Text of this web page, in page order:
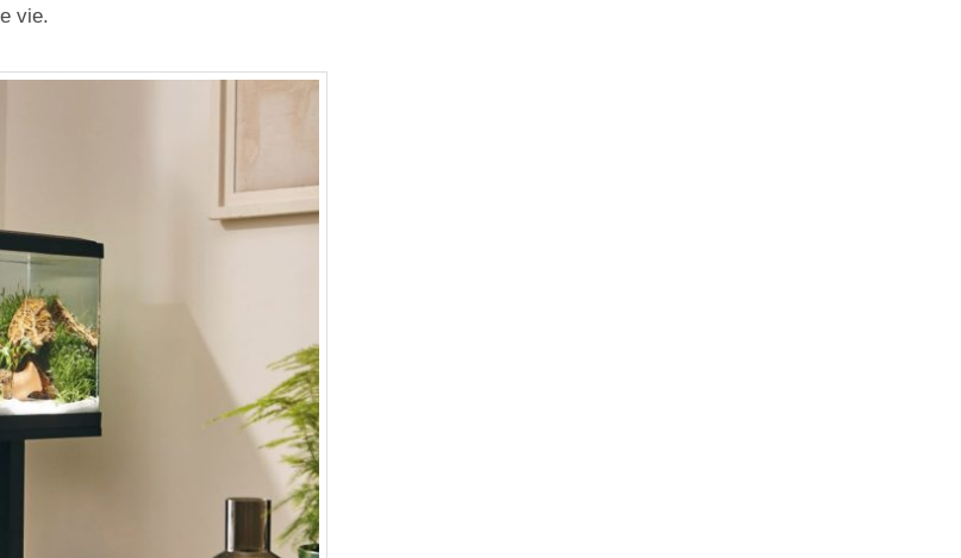
vie.